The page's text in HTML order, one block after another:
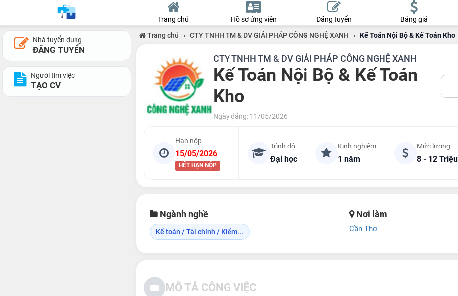
Trang chủ Hồ sơ ứng viên Đăng tuyển Bảng giá
Nhà tuyển dụng
ĐĂNG TUYỂN
Người tìm việc
TẠO CV
Trang chủ › CTY TNHH TM & DV GIẢI PHÁP CÔNG NGHỆ XANH › Kế Toán Nội Bộ & Kế Toán Kho
CTY TNHH TM & DV GIẢI PHÁP CÔNG NGHỆ XANH
Kế Toán Nội Bộ & Kế Toán
Kho
Ngày đăng: 11/05/2026
Hạn nộp
15/05/2026
HẾT HẠN NỘP
Trình độ
Đại học
Kinh nghiệm
1 năm
Mức lương
8 - 12 Triệu
Ngành nghề
Kế toán / Tài chính / Kiểm...
Nơi làm
Cần Thơ
MÔ TẢ CÔNG VIỆC